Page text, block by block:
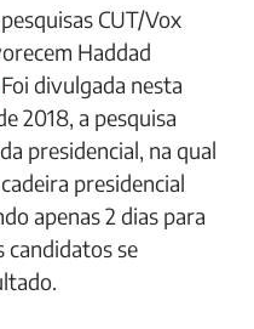
CUT/Vox
Haddad
divulgada nesta
2018, a pesquisa
presidencial, na qual
presidencial
apenas 2 dias para
candidatos se